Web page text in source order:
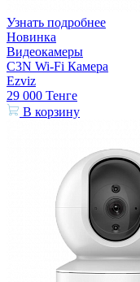
Узнать подробнее
Новинка
Видеокамеры
C3N Wi-Fi Камера
Ezviz
29 000 Тенге
В корзину